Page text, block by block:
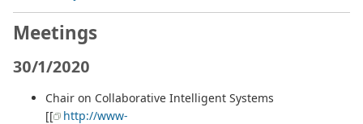
Meetings
30/1/2020
Chair on Collaborative Intelligent Systems
[[
http://www-